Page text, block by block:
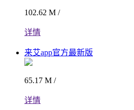
102.62 M /
详情
来艾app官方最新版
65.17 M /
详情